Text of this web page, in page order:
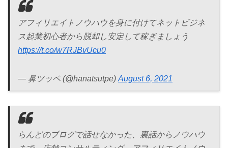
アフィリエイトノウハウを身に付けてネットビジネ
ス起業初心者から脱却し安定して稼ぎましょう
https://t.co/w7RJBvUcu0
— 鼻ツッペ (@hanatsutpe) August 6, 2021
らんどのブログで話せなかった、裏話からノウハウ